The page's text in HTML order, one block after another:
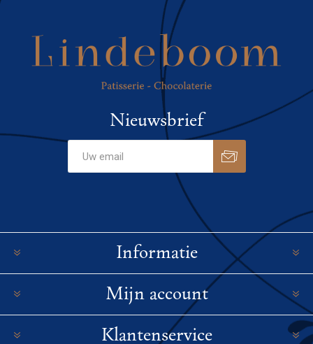
Nieuwsbrief
Informatie
Mijn account
Klantenservice